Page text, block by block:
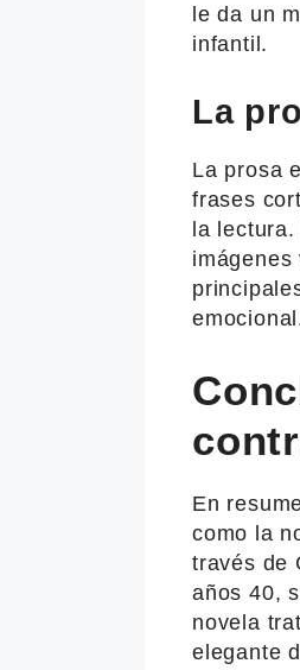
le da un
infantil.
La
La prosa
frases
la
En
como la
través de
años 40,
novela
elegante